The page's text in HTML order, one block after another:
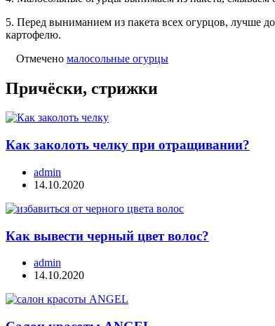
5. Перед выниманием из пакета всех огурцов, лучше
картофелю.
Отмечено малосольные огурцы
Причёски, стрижки
Как заколоть челку при отращивании?
admin
14.10.2020
Как вывести черный цвет волос?
admin
14.10.2020